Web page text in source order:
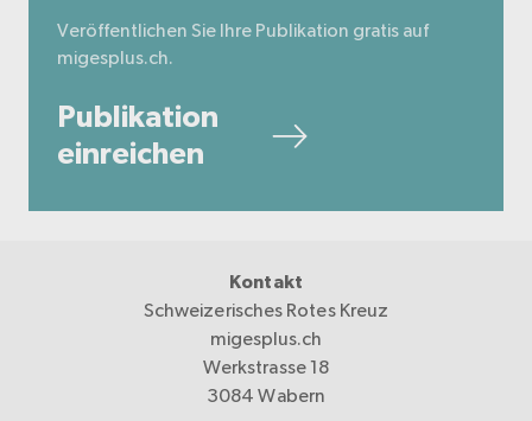
Veröffentlichen Sie Ihre Publikation gratis auf
migesplus.ch.
Publikation
einreichen
Kontakt
Schweizerisches Rotes Kreuz
migesplus.ch
Werkstrasse 18
3084 Wabern